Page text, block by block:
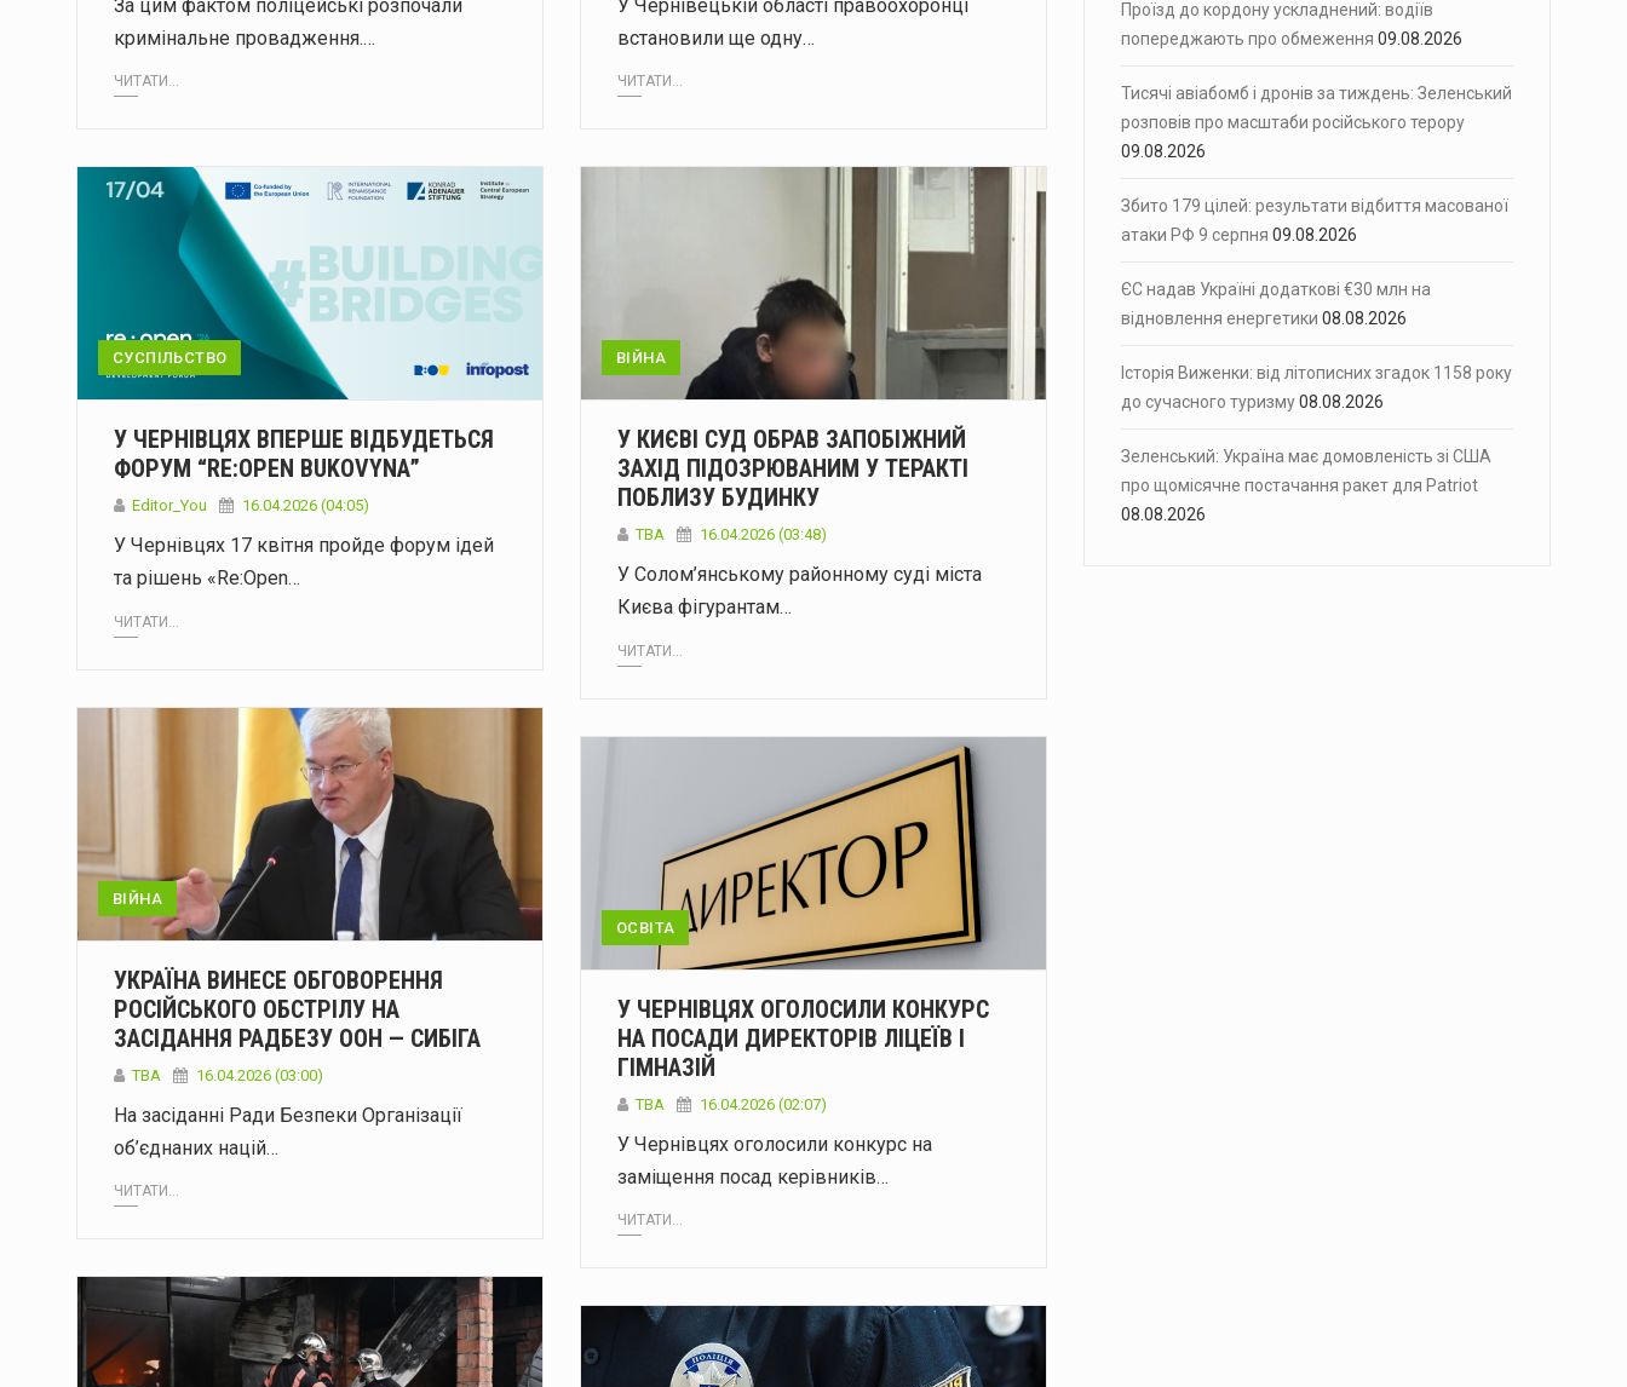
За цим фактом поліцейські розпочали
кримінальне провадження.…
ЧИТАТИ...
У Чернівецькій області правоохоронці
встановили ще одну…
ЧИТАТИ...
СУСПІЛЬСТВО
У ЧЕРНІВЦЯХ ВПЕРШЕ ВІДБУДЕТЬСЯ
ФОРУМ “RE:OPEN BUKOVYNA”
Editor_You 16.04.2026 (04:05)
У Чернівцях 17 квітня пройде форум ідей
та рішень «Re:Open…
ЧИТАТИ...
ВІЙНА
У КИЄВІ СУД ОБРАВ ЗАПОБІЖНИЙ
ЗАХІД ПІДОЗРЮВАНИМ У ТЕРАКТІ
ПОБЛИЗУ БУДИНКУ
ТВА 16.04.2026 (03:48)
У Солом’янському районному суді міста
Києва фігурантам…
ЧИТАТИ...
ВІЙНА
УКРАЇНА ВИНЕСЕ ОБГОВОРЕННЯ
РОСІЙСЬКОГО ОБСТРІЛУ НА
ЗАСІДАННЯ РАДБЕЗУ ООН — СИБІГА
ТВА 16.04.2026 (03:00)
На засіданні Ради Безпеки Організації
об’єднаних націй…
ЧИТАТИ...
ОСВІТА
У ЧЕРНІВЦЯХ ОГОЛОСИЛИ КОНКУРС
НА ПОСАДИ ДИРЕКТОРІВ ЛІЦЕЇВ І
ГІМНАЗІЙ
ТВА 16.04.2026 (02:07)
У Чернівцях оголосили конкурс на
заміщення посад керівників…
ЧИТАТИ...
Проїзд до кордону ускладнений: водіїв
попереджають про обмеження 09.08.2026
Тисячі авіабомб і дронів за тиждень: Зеленський
розповів про масштаби російського терору
09.08.2026
Збито 179 цілей: результати відбиття масованої
атаки РФ 9 серпня 09.08.2026
ЄС надав Україні додаткові €30 млн на
відновлення енергетики 08.08.2026
Історія Виженки: від літописних згадок 1158 року
до сучасного туризму08.08.2026
Зеленський: Україна має домовленість зі США
про щомісячне постачання ракет для Patriot
08.08.2026